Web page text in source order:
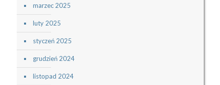
marzec 2025
luty 2025
styczeń 2025
grudzień 2024
listopad 2024